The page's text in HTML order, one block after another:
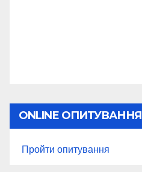
ONLINE ОПИТУВАННЯ
Пройти опитування